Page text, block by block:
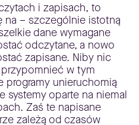
i zapisach, to
na – szczególnie istotną
dane wymagane
odczytane, a nowo
zapisane. Niby nic
w tym
programy unieruchomią
systemy oparte na niemal
Zaś te napisane
zależą od czasów